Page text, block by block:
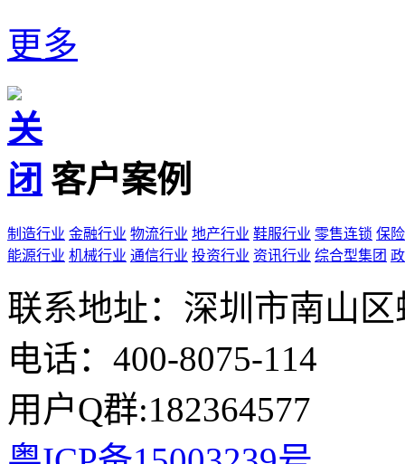
更多
客户案例
制造行业 金融行业 物流行业 地产行业 鞋服行业 零售连锁 保
能源行业 机械行业 通信行业 投资行业 资讯行业 综合型集团
联系地址：深圳市南山
电话：400-8075-114
用户Q群:182364577